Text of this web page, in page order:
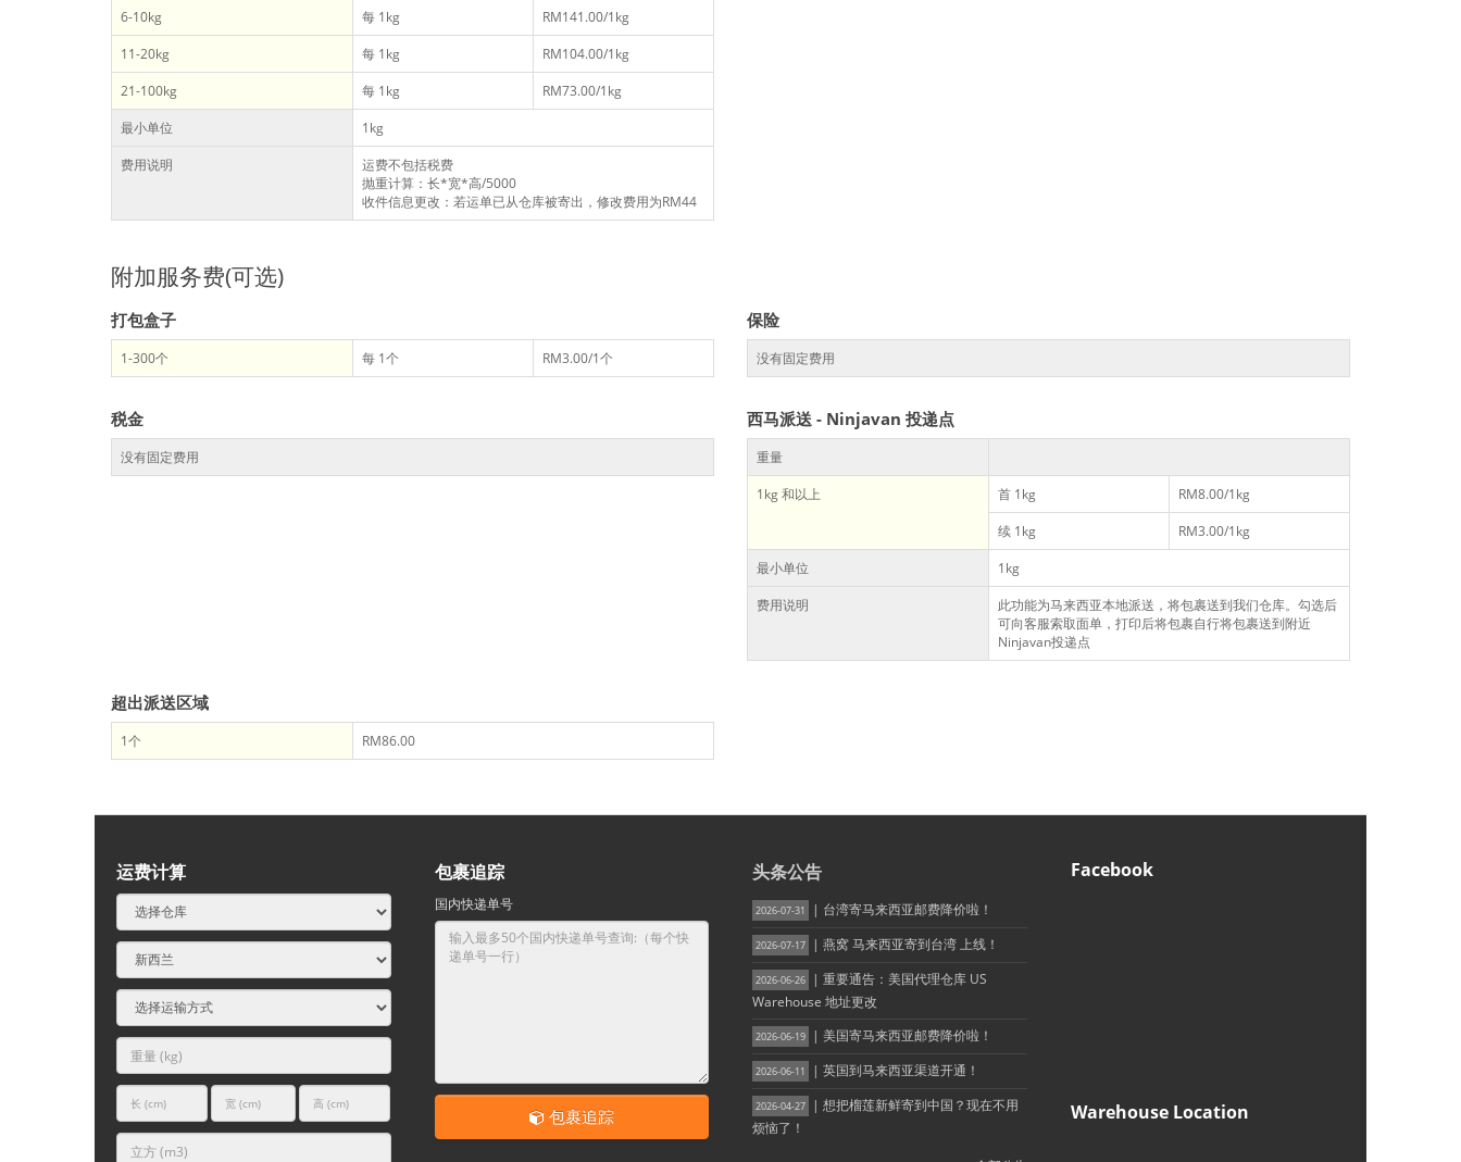
6-10kg
每 1kg
RM141.00/1kg
11-20kg
每 1kg
RM104.00/1kg
21-100kg
每 1kg
RM73.00/1kg
最小单位
1kg
费用说明
运费不包括税费
抛重计算：长*宽*高/5000
收件信息更改：若运单已从仓库被寄出，修改费用为RM44
附加服务费(可选)
打包盒子
1-300个 每 1个 RM3.00/1个
保险
没有固定费用
税金
没有固定费用
西马派送 - Ninjavan 投递点
重量
1kg 和以上
首 1kg
RM8.00/1kg
续 1kg
RM3.00/1kg
最小单位
1kg
费用说明
此功能为马来西亚本地派送，将包裹送到我们仓库。勾选后
可向客服索取面单，打印后将包裹自行将包裹送到附近
Ninjavan投递点
超出派送区域
1个 RM86.00
运费计算 包裹追踪
国内快递单号
包裹追踪
头条公告
2026-07-31 | 台湾寄马来西亚邮费降价啦！
2026-07-17 | 燕窝 马来西亚寄到台湾 上线！
2026-06-26
| 重要通告：美国代理仓库 US
Warehouse 地址更改
2026-06-19 | 美国寄马来西亚邮费降价啦！
2026-06-11 | 英国到马来西亚渠道开通！
2026-04-27
| 想把榴莲新鲜寄到中国？现在不用
烦恼了！
Facebook
Warehouse Location